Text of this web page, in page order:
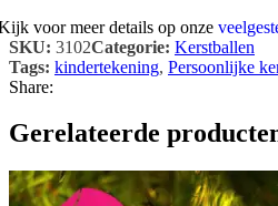
voor meer details op onze
SKU: 3102Categorie: Kerstballen
Tags: kindertekening, Persoonlijke
Share:
Gerelateerde